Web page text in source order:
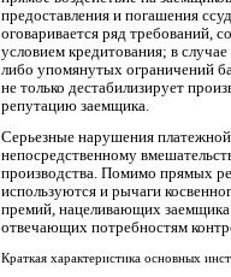
предоставления и погашения
оговаривается ряд требований,
условием кредитования; в
либо упомянутых ограничений
не только дестабилизирует
репутацию заемщика.
Серьезные нарушения
непосредственному
производства. Помимо прямых
используются и рычаги
премий, нацеливающих
отвечающих потребностям
Краткая характеристика основных